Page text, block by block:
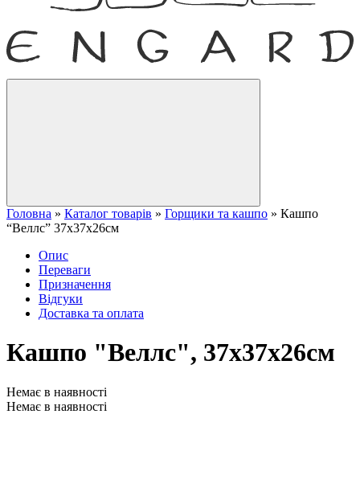
Головна » Каталог товарів » Горщики та кашпо » Кашпо
“Веллс” 37x37x26см
Опис
Переваги
Призначення
Відгуки
Доставка та оплата
Кашпо "Веллс", 37x37x26см
Немає в наявності
Немає в наявності